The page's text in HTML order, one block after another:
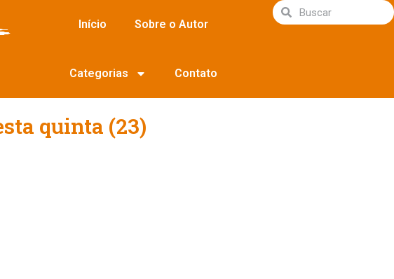
Início Sobre o Autor
Categorias Contato
quinta (23)